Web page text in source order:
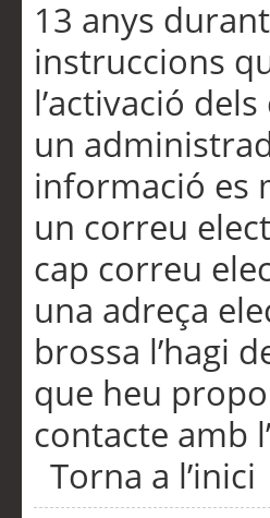
13 anys
instruccions
l’activació
un
informació es
un correu
cap correu
una adreça
brossa l’hagi
que heu
contacte amb
Torna a l’inici